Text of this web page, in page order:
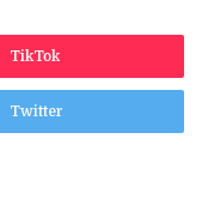
TikTok
Twitter